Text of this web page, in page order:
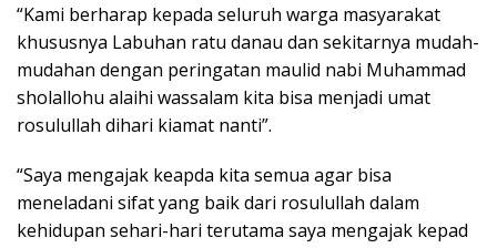
“Kami berharap kepada seluruh warga masyarakat
khususnya Labuhan ratu danau dan sekitarnya mudah-
mudahan dengan peringatan maulid nabi Muhammad
sholallohu alaihi wassalam kita bisa menjadi umat
rosulullah dihari kiamat nanti”.
“Saya mengajak keapda kita semua agar bisa
meneladani sifat yang baik dari rosulullah dalam
kehidupan sehari-hari terutama saya mengajak kepad